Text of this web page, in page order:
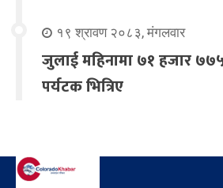
१९ श्रावण २०८३, मंगलवार
जुलाई महिनामा ७१ हजार
पर्यटक भित्रिए